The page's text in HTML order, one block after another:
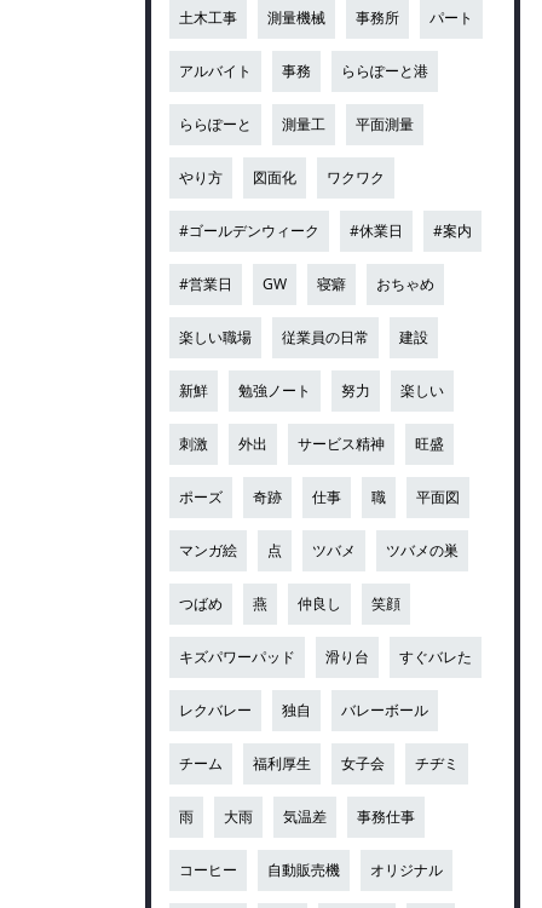
土木工事 測量機械 事務所 パート
アルバイト 事務 ららぽーと港
ららぽーと 測量工 平面測量
やり方 図面化 ワクワク
#ゴールデンウィーク #休業日 #案内
#営業日 GW 寝癖 おちゃめ
楽しい職場 従業員の日常 建設
新鮮 勉強ノート 努力 楽しい
刺激 外出 サービス精神 旺盛
ポーズ 奇跡 仕事 職 平面図
マンガ絵 点 ツバメ ツバメの巣
つばめ 燕 仲良し 笑顔
キズパワーパッド 滑り台 すぐバレた
レクバレー 独自 バレーボール
チーム 福利厚生 女子会 チヂミ
雨 大雨 気温差 事務仕事
コーヒー 自動販売機 オリジナル